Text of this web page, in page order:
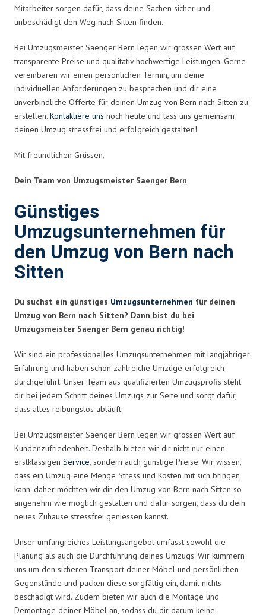
Mitarbeiter sorgen dafür, dass deine Sachen sicher und
unbeschädigt den Weg nach Sitten finden.
Bei Umzugsmeister Saenger Bern legen wir grossen Wert auf
transparente Preise und qualitativ hochwertige Leistungen. Gerne
vereinbaren wir einen persönlichen Termin, um deine
individuellen Anforderungen zu besprechen und dir eine
unverbindliche Offerte für deinen Umzug von Bern nach Sitten zu
erstellen. Kontaktiere uns noch heute und lass uns gemeinsam
deinen Umzug stressfrei und erfolgreich gestalten!
Mit freundlichen Grüssen,
Dein Team von Umzugsmeister Saenger Bern
Günstiges
Umzugsunternehmen für
den Umzug von Bern nach
Sitten
Du suchst ein günstiges Umzugsunternehmen für deinen
Umzug von Bern nach Sitten? Dann bist du bei
Umzugsmeister Saenger Bern genau richtig!
Wir sind ein professionelles Umzugsunternehmen mit langjähriger
Erfahrung und haben schon zahlreiche Umzüge erfolgreich
durchgeführt. Unser Team aus qualifizierten Umzugsprofis steht
dir bei jedem Schritt deines Umzugs zur Seite und sorgt dafür,
dass alles reibungslos abläuft.
Bei Umzugsmeister Saenger Bern legen wir grossen Wert auf
Kundenzufriedenheit. Deshalb bieten wir dir nicht nur einen
erstklassigen Service, sondern auch günstige Preise. Wir wissen,
dass ein Umzug eine Menge Stress und Kosten mit sich bringen
kann, daher möchten wir dir den Umzug von Bern nach Sitten so
angenehm wie möglich gestalten und dafür sorgen, dass du dein
neues Zuhause stressfrei geniessen kannst.
Unser umfangreiches Leistungsangebot umfasst sowohl die
Planung als auch die Durchführung deines Umzugs. Wir kümmern
uns um den sicheren Transport deiner Möbel und persönlichen
Gegenstände und packen diese sorgfältig ein, damit nichts
beschädigt wird. Zudem bieten wir auch die Montage und
Demontage deiner Möbel an, sodass du dir darum keine